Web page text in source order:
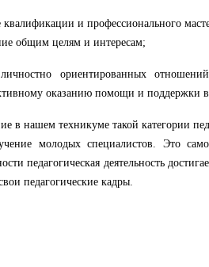
и профессионального
общим целям и интересам;
ориентированных
оказанию помощи и поддержки в
в нашем техникуме такой категории
молодых специалистов. Это
педагогическая деятельность
педагогические кадры.